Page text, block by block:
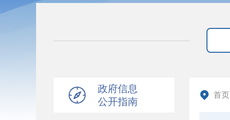
政府信息
公开指南
首页